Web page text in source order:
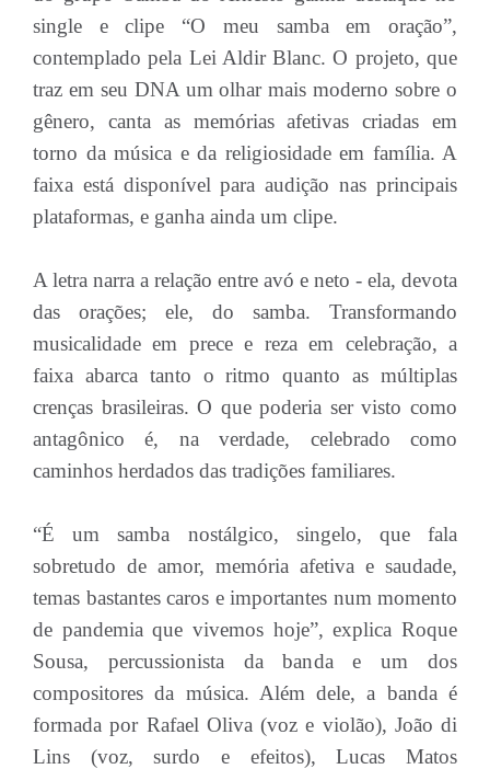
single e clipe “O meu samba em oração”,
contemplado pela Lei Aldir Blanc. O projeto, que
traz em seu DNA um olhar mais moderno sobre o
gênero, canta as memórias afetivas criadas em
torno da música e da religiosidade em família. A
faixa está disponível para audição nas principais
plataformas, e ganha ainda um clipe.
A letra narra a relação entre avó e neto - ela, devota
das orações; ele, do samba. Transformando
musicalidade em prece e reza em celebração, a
faixa abarca tanto o ritmo quanto as múltiplas
crenças brasileiras. O que poderia ser visto como
antagônico é, na verdade, celebrado como
caminhos herdados das tradições familiares.
“É um samba nostálgico, singelo, que fala
sobretudo de amor, memória afetiva e saudade,
temas bastantes caros e importantes num momento
de pandemia que vivemos hoje”, explica Roque
Sousa, percussionista da banda e um dos
compositores da música. Além dele, a banda é
formada por Rafael Oliva (voz e violão), João di
Lins (voz, surdo e efeitos), Lucas Matos